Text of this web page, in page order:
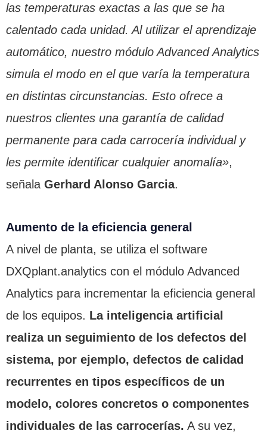
las temperaturas exactas a las que se ha
calentado cada unidad. Al utilizar el aprendizaje
automático, nuestro módulo Advanced Analytics
simula el modo en el que varía la temperatura
en distintas circunstancias. Esto ofrece a
nuestros clientes una garantía de calidad
permanente para cada carrocería individual y
les permite identificar cualquier anomalía»,
señala Gerhard Alonso Garcia.
Aumento de la eficiencia general
A nivel de planta, se utiliza el software
DXQplant.analytics con el módulo Advanced
Analytics para incrementar la eficiencia general
de los equipos. La inteligencia artificial
realiza un seguimiento de los defectos del
sistema, por ejemplo, defectos de calidad
recurrentes en tipos específicos de un
modelo, colores concretos o componentes
individuales de las carrocerías. A su vez,